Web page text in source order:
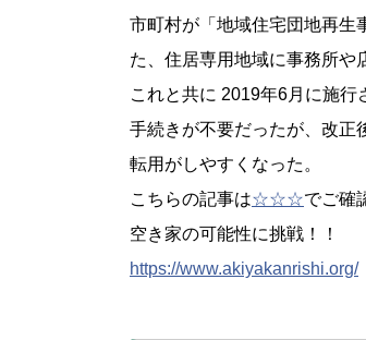
市町村が「地域住宅団地再生
た、住居専用地域に事務所や
これと共に 2019年6月に施
手続きが不要だったが、改正
転用がしやすくなった。
こちらの記事は☆☆☆でご確
空き家の可能性に挑戦！！
https://www.akiyakanrishi.org/